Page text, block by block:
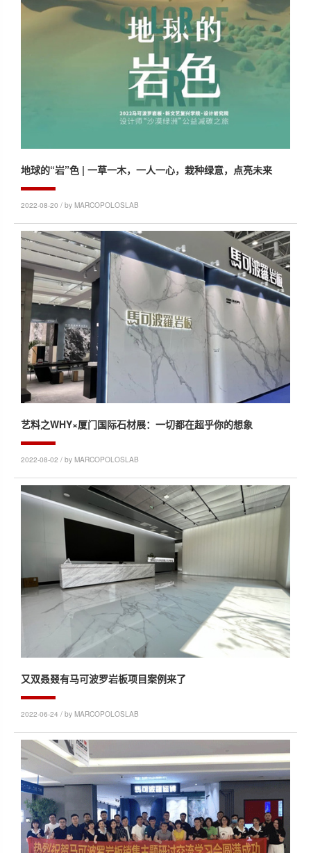
地球的“岩”色 | 一草一木，一人一心，栽种绿意，点亮未来
2022-08-20 / by MARCOPOLOSLAB
艺料之WHY×厦门国际石材展：一切都在超乎你的想象
2022-08-02 / by MARCOPOLOSLAB
又双叒叕有马可波罗岩板项目案例来了
2022-06-24 / by MARCOPOLOSLAB